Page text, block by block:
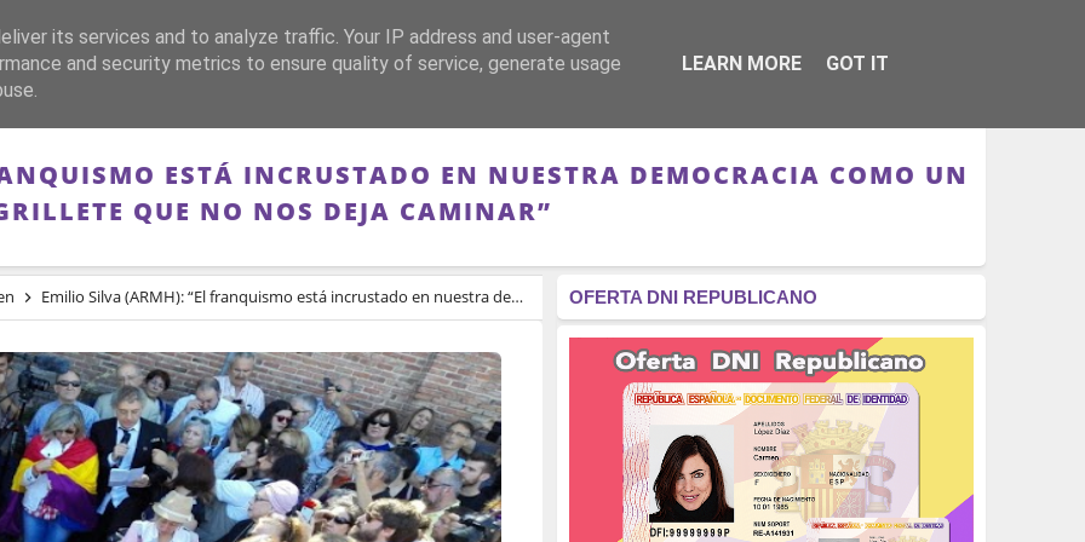
FRANQUISMO GUERRA DE ESPAÑA MEMORIA RÉGIMEN - MONARQUÍA
ESTÁ INCRUSTADO EN NUESTRA DEMOCRACIA COMO UN
QUE NO NOS DEJA CAMINAR”
Emilio Silva (ARMH): “El franquismo está incrustado en nuestra democracia como un grillete que no nos deja caminar” OFERTA DNI REPUBLICANO
its services and to analyze traffic. Your IP address and user-agent
and security metrics to ensure quality of service, generate usage
LEARN MORE GOT IT